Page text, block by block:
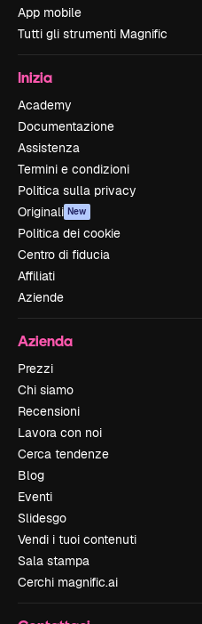
App mobile
Tutti gli strumenti Magnific
Inizia
Academy
Documentazione
Assistenza
Termini e condizioni
Politica sulla privacy
Originali New
Politica dei cookie
Centro di fiducia
Affiliati
Aziende
Azienda
Prezzi
Chi siamo
Recensioni
Lavora con noi
Cerca tendenze
Blog
Eventi
Slidesgo
Vendi i tuoi contenuti
Sala stampa
Cerchi magnific.ai